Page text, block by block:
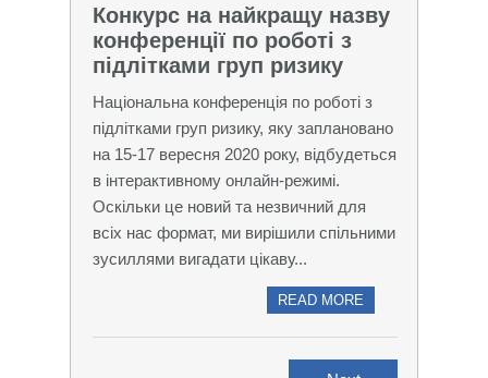
Конкурс на найкращу назву
конференції по роботі з
підлітками груп ризику
Національна конференція по роботі з
підлітками груп ризику, яку заплановано
на 15-17 вересня 2020 року, відбудеться
в інтерактивному онлайн-режимі.
Оскільки це новий та незвичний для
всіх нас формат, ми вирішили спільними
зусиллями вигадати цікаву...
READ MORE